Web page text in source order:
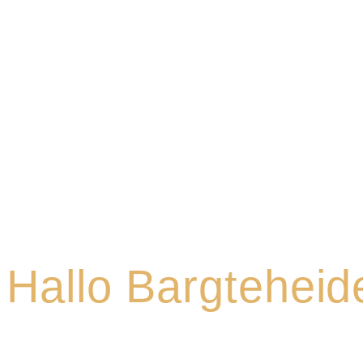
Hallo